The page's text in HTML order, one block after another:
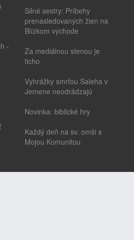
-
Silné sestry: Príbehy
prenasledovaných žien na
Blízkom východe
Za mediálnou stenou je
ticho
Vyhrážky smrťou Saleha v
Jemene neodrádzajú
Novinka: biblické hry
Každý deň na sv. omši s
Mojou Komunitou